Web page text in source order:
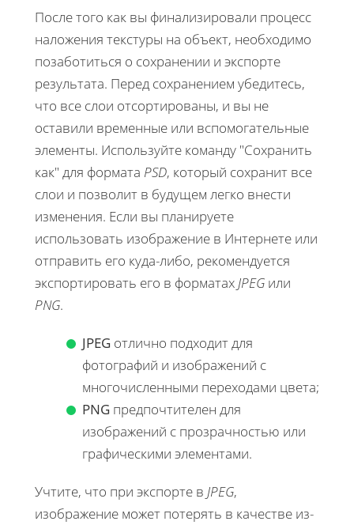
После того как вы финализировали процесс
наложения текстуры на объект, необходимо
позаботиться о сохранении и экспорте
результата. Перед сохранением убедитесь,
что все слои отсортированы, и вы не
оставили временные или вспомогательные
элементы. Используйте команду "Сохранить
как" для формата PSD, который сохранит все
слои и позволит в будущем легко внести
изменения. Если вы планируете
использовать изображение в Интернете или
отправить его куда-либо, рекомендуется
экспортировать его в форматахJPEG или
PNG.
JPEG отлично подходит для
фотографий и изображений с
многочисленными переходами цвета;
PNG предпочтителен для
изображений с прозрачностью или
графическими элементами.
Учтите, что при экспорте в JPEG,
изображение может потерять в качестве из-